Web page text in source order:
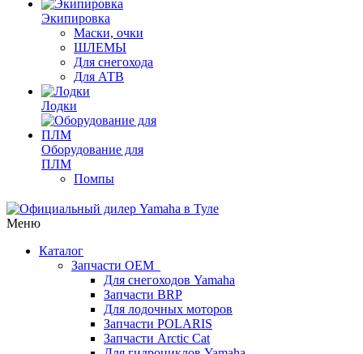
Экипировка
Маски, очки
ШЛЕМЫ
Для снегохода
Для АТВ
Лодки
Оборудование для
ПЛМ
Помпы
Меню
Каталог
Запчасти OEM
Для снегоходов Yamaha
Запчасти BRP
Для лодочных моторов
Запчасти POLARIS
Запчасти Arctic Cat